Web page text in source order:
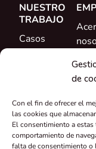
de
Con el fin de ofrecer el
las cookies que
El consentimiento a
comportamiento de
falta de consentimiento o
NUESTRO
TRABAJO
Casos